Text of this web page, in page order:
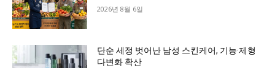
2026년 8월 6일
단순 세정 벗어난 남성 스킨케어, 기능·제형
다변화 확산